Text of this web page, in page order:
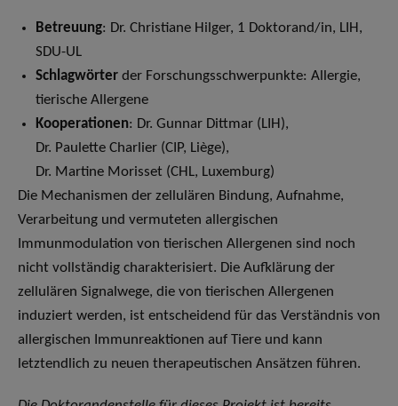
Betreuung: Dr. Christiane Hilger, 1 Doktorand/in, LIH,
SDU-UL
Schlagwörter der Forschungsschwerpunkte: Allergie,
tierische Allergene
Kooperationen: Dr. Gunnar Dittmar (LIH),
Dr. Paulette Charlier (CIP, Liège),
Dr. Martine Morisset (CHL, Luxemburg)
Die Mechanismen der zellulären Bindung, Aufnahme,
Verarbeitung und vermuteten allergischen
Immunmodulation von tierischen Allergenen sind noch
nicht vollständig charakterisiert. Die Aufklärung der
zellulären Signalwege, die von tierischen Allergenen
induziert werden, ist entscheidend für das Verständnis von
allergischen Immunreaktionen auf Tiere und kann
letztendlich zu neuen therapeutischen Ansätzen führen.